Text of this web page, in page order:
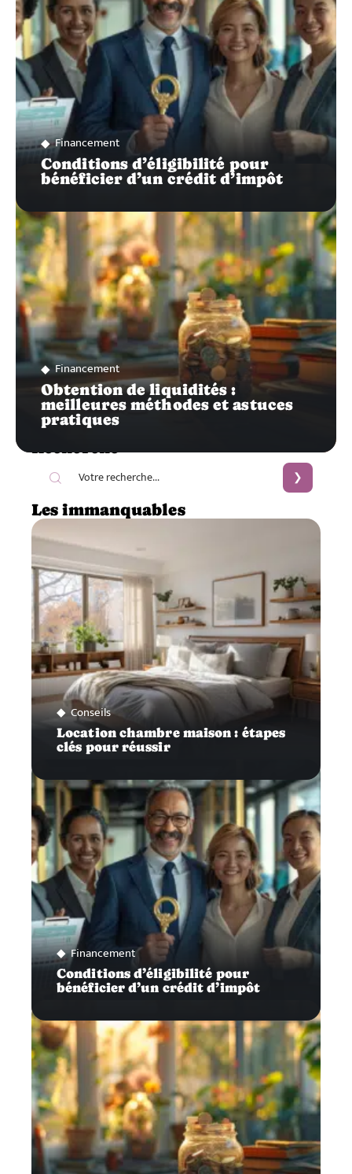
Financement
Conditions d’éligibilité pour
bénéficier d’un crédit d’impôt
Financement
Obtention de liquidités :
meilleures méthodes et astuces
pratiques
Recherche
Les immanquables
Conseils
Location chambre maison : étapes
clés pour réussir
Financement
Conditions d’éligibilité pour
bénéficier d’un crédit d’impôt